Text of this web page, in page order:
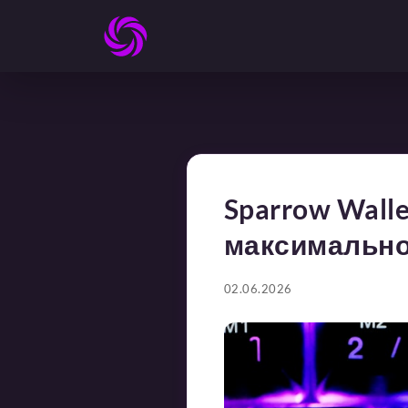
Sparrow
02.06.2026